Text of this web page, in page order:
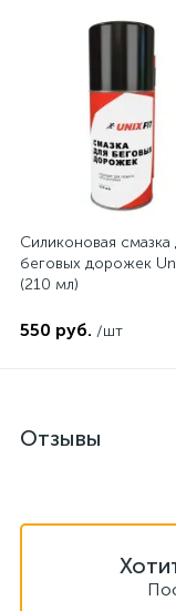
Силиконовая смазка
беговых дорожек
(210 мл)
550 руб. /шт
Отзывы